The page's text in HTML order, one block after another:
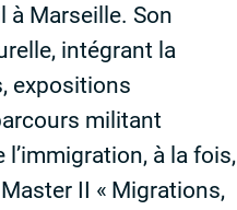
à Marseille. Son
intégrant la
expositions
militant
à la fois,
II « Migrations,